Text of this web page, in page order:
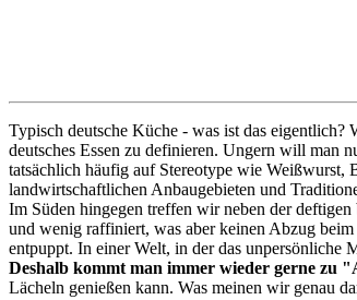
Typisch deutsche Küche - was ist das eigentlich?
deutsches Essen zu definieren. Ungern will man
tatsächlich häufig auf Stereotype wie Weißwurst,
landwirtschaftlichen Anbaugebieten und
Im Süden hingegen treffen wir neben der
und wenig raffiniert, was aber keinen Abzug
entpuppt. In einer Welt, in der das unpersönliche
Deshalb kommt man immer wieder gerne zu
Lächeln genießen kann. Was meinen wir genau